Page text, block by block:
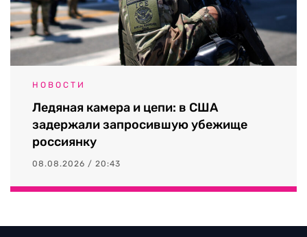
НОВОСТИ
Ледяная камера и цепи: в США
задержали запросившую убежище
россиянку
08.08.2026 / 20:43